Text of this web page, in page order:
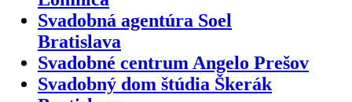
Svadobná agentúra Soel
Bratislava
Svadobné centrum Angelo Prešov
Svadobný dom štúdia Škerák